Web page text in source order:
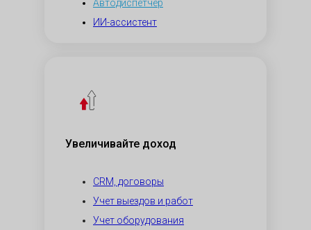
Увеличивайте доход
CRM, договоры
Учет выездов и работ
Учет оборудования
Автодиспетчер
ИИ-ассистент